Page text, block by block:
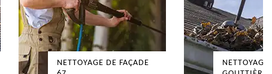
NETTOYAGE DE FAÇADE
NETTOYAGE DE